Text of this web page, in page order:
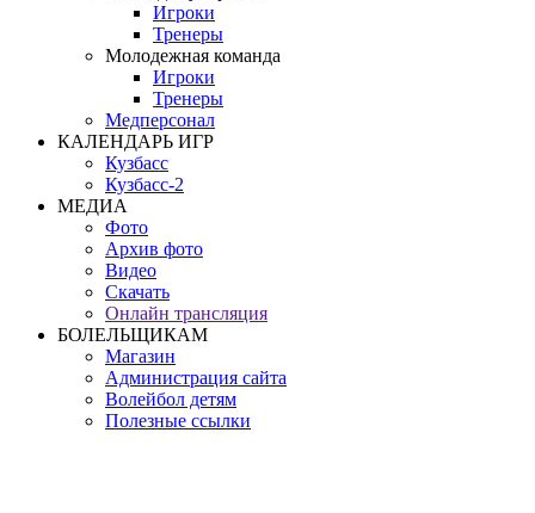
Игроки
Тренеры
Молодежная команда
Игроки
Тренеры
Медперсонал
КАЛЕНДАРЬ ИГР
Кузбасс
Кузбасс-2
МЕДИА
Фото
Архив фото
Видео
Скачать
Онлайн трансляция
БОЛЕЛЬЩИКАМ
Магазин
Администрация сайта
Волейбол детям
Полезные ссылки